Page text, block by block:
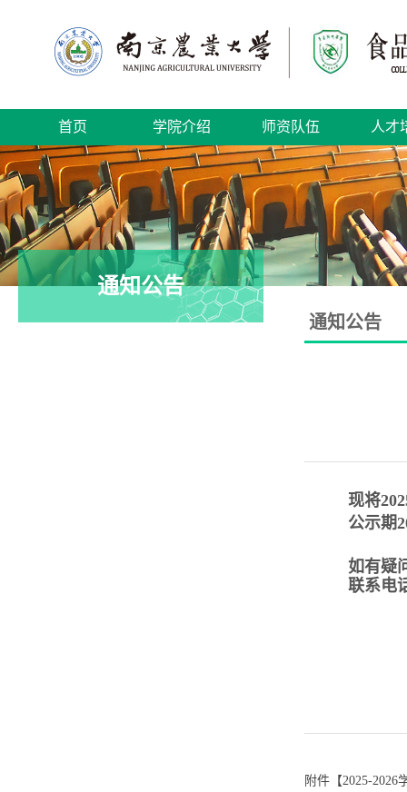
首页 学院介绍 师资队伍 人才
通知公告
通知公告
现将
公示期
如有疑
联系电
附件【2025-2026